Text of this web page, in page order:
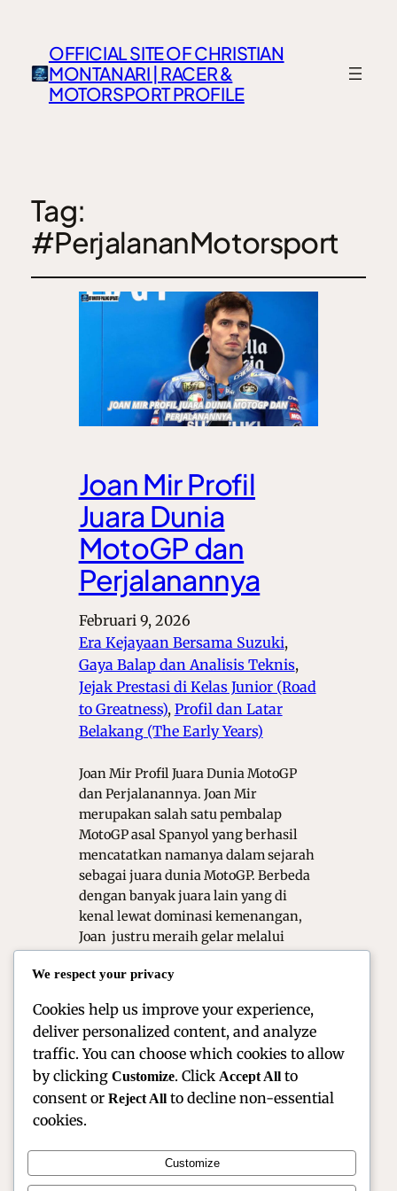
OFFICIAL SITE OF CHRISTIAN
MONTANARI | RACER &
MOTORSPORT PROFILE
Tag:
#PerjalananMotorsport
Joan Mir Profil
Juara Dunia
MotoGP dan
Perjalanannya
Februari 9, 2026
Era Kejayaan Bersama Suzuki ,
Gaya Balap dan Analisis Teknis ,
Jejak Prestasi di Kelas Junior (Road
to Greatness), Profil dan Latar
Belakang (The Early Years)
Joan Mir Profil Juara Dunia MotoGP
dan Perjalanannya. Joan Mir
merupakan salah satu pembalap
MotoGP asal Spanyol yang berhasil
mencatatkan namanya dalam sejarah
sebagai juara dunia MotoGP. Berbeda
dengan banyak juara lain yang di
kenal lewat dominasi kemenangan,
Joan justru meraih gelar melalui
kematangan strategi. Oleh karena itu,
We respect your privacy
Cookies help us improve your experience,
deliver personalized content, and analyze
traffic. You can choose which cookies to allow
by clicking Customize. Click Accept All to
consent or Reject All to decline non-essential
cookies.
Customize